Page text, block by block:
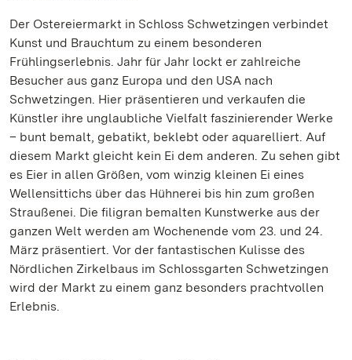
Der Ostereiermarkt in Schloss Schwetzingen verbindet
Kunst und Brauchtum zu einem besonderen
Frühlingserlebnis. Jahr für Jahr lockt er zahlreiche
Besucher aus ganz Europa und den USA nach
Schwetzingen. Hier präsentieren und verkaufen die
Künstler ihre unglaubliche Vielfalt faszinierender Werke
– bunt bemalt, gebatikt, beklebt oder aquarelliert. Auf
diesem Markt gleicht kein Ei dem anderen. Zu sehen gibt
es Eier in allen Größen, vom winzig kleinen Ei eines
Wellensittichs über das Hühnerei bis hin zum großen
Straußenei. Die filigran bemalten Kunstwerke aus der
ganzen Welt werden am Wochenende vom 23. und 24.
März präsentiert. Vor der fantastischen Kulisse des
Nördlichen Zirkelbaus im Schlossgarten Schwetzingen
wird der Markt zu einem ganz besonders prachtvollen
Erlebnis.